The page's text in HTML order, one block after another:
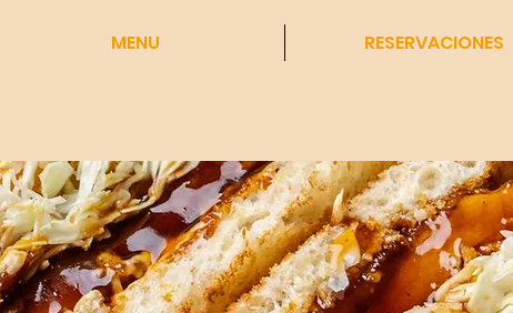
MENU RESERVACIONES